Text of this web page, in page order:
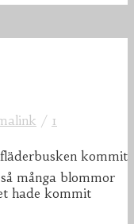
/ 1
kommit
många blommor
hade kommit